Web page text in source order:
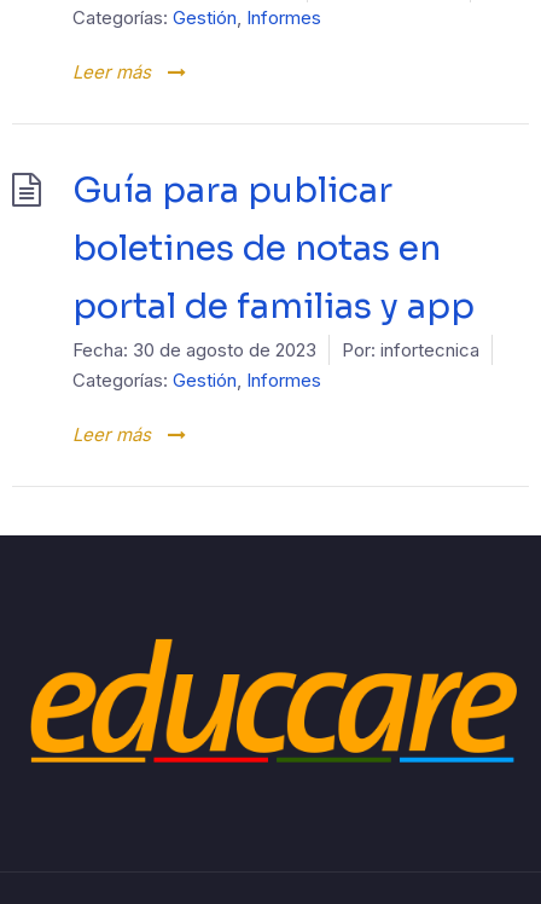
Categorías: Gestión, Informes
Leer más
Guía para publicar
boletines de notas en
portal de familias y app
Fecha: 30 de agosto de 2023 Por: infortecnica
Categorías: Gestión, Informes
Leer más